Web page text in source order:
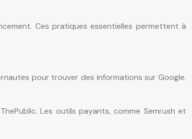
Ces pratiques essentielles permettent à
pour trouver des informations sur Google.
Les outils payants, comme Semrush et